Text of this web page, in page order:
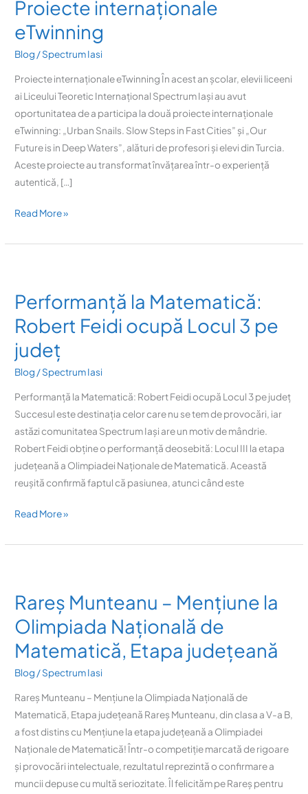
Proiecte internaționale
eTwinning
Blog /Spectrum Iasi
Proiecte internaționale eTwinning În acest an școlar, elevii liceeni
ai Liceului Teoretic Internațional Spectrum Iași au avut
oportunitatea de a participa la două proiecte internaționale
eTwinning: „Urban Snails. Slow Steps in Fast Cities” și „Our
Future is in Deep Waters”, alături de profesori și elevi din Turcia.
Aceste proiecte au transformat învățarea într-o experiență
autentică, […]
eTwinning
Read More »
Performanță la Matematică:
Robert Feidi ocupă Locul 3 pe
județ
Blog /Spectrum Iasi
Performanță la Matematică: Robert Feidi ocupă Locul 3 pe județ
Succesul este destinația celor care nu se tem de provocări, iar
astăzi comunitatea Spectrum Iași are un motiv de mândrie.
Robert Feidi obține o performanță deosebită: Locul III la etapa
județeană a Olimpiadei Naționale de Matematică. Această
reușită confirmă faptul că pasiunea, atunci când este
Matematică:
Robert
Feidi
ocupă
Locul
pe
județ
Read More »
Rareș Munteanu – Mențiune la
Olimpiada Națională de
Matematică, Etapa județeană
Blog /Spectrum Iasi
Rareș Munteanu – Mențiune la Olimpiada Națională de
Matematică, Etapa județeană Rareș Munteanu, din clasa a V-a B,
a fost distins cu Mențiune la etapa județeană a Olimpiadei
Naționale de Matematică! Într-o competiție marcată de rigoare
și provocări intelectuale, rezultatul reprezintă o confirmare a
muncii depuse cu multă seriozitate. Îl felicităm pe Rareș pentru
–
Mențiune
la
Olimpiada
Națională
Matematică,
Etapa
județeană